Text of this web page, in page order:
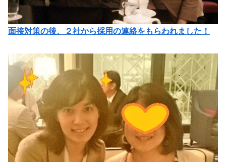
面接対策の後、２社から採用の連絡をもらわれました！